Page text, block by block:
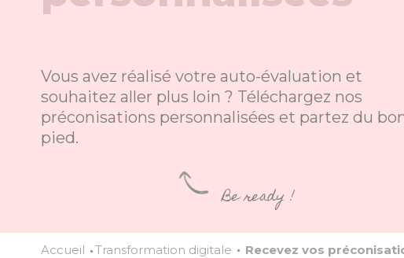
Vous avez réalisé votre auto-évaluation et
souhaitez aller plus loin ? Téléchargez nos
préconisations personnalisées et partez du
pied.
Be ready !
Accueil Transformation digitale Recevez vos